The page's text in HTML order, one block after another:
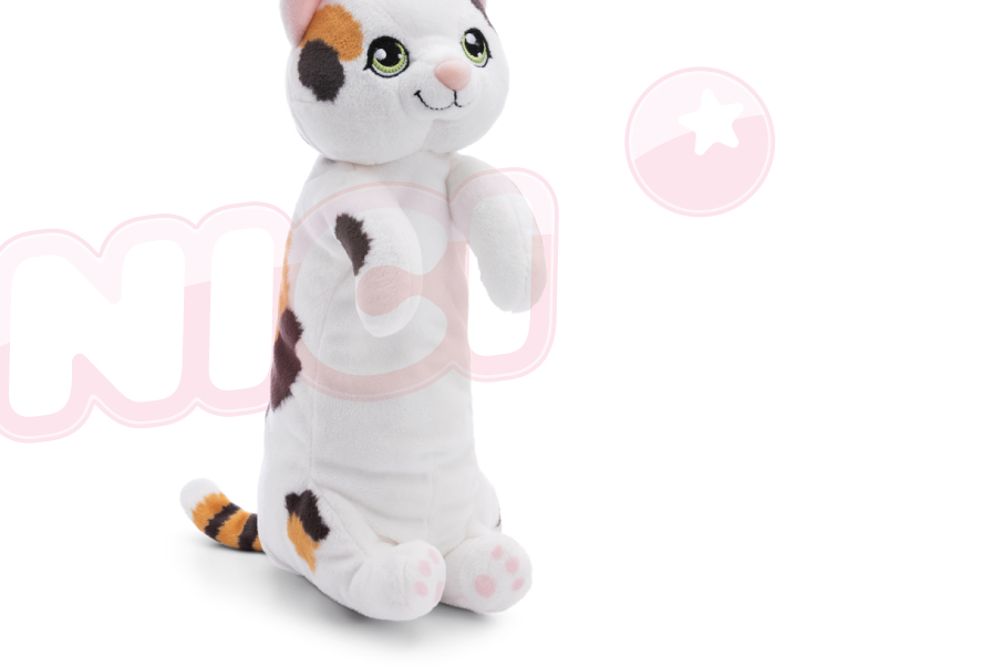
４．使用「AFTEE先享後付」時，將依據個別帳號之用戶狀況，依本公司
即時審查核予不同之上限額度；若仍有額度不足之情形，本公司將視審查
結果請求用戶進行身份認證。
５．嚴禁一人註冊多個帳號或使用他人資訊註冊。若發現惡意使用之情
形，恩沛科技股份有限公司將有權停止該用戶之使用額度並採取法律行